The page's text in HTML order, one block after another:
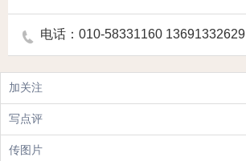
电话：010-58331160 13691332629
加关注
写点评
传图片